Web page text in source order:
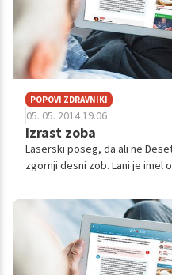
POPOVI ZDRAVNIKI
05. 05. 2014 19.06
Izrast zoba
Laserski poseg, da ali ne
zgornji desni zob. Lani je
...